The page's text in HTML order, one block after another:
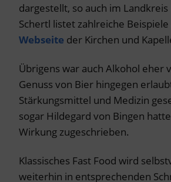
dargestellt, so auch im Landkreis
Schertl listet zahlreiche
Webseite der Kirchen und
Übrigens war auch Alkohol eher
Genuss von Bier hingegen
Stärkungsmittel und Medizin
sogar Hildegard von Bingen
Wirkung zugeschrieben.
Klassisches Fast Food wird
weiterhin in entsprechenden